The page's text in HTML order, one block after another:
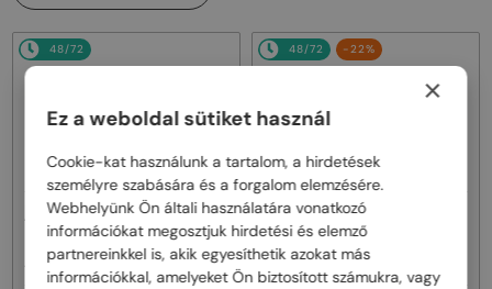
48/72
Alexander McQueen —
Napszemüvegek
AM0158S - 004 - 54
48/72 -22%
Alexander McQueen
Napszemüvegek
AM0403S - 004 - 52
×
Ez a weboldal sütiket használ
Cookie-kat használunk a tartalom, a hirdetések
személyre szabására és a forgalom elemzésére.
Webhelyünk Ön általi használatára vonatkozó
információkat megosztjuk hirdetési és elemző
partnereinkkel is, akik egyesíthetik azokat más
információkkal, amelyeket Ön biztosított számukra, vagy